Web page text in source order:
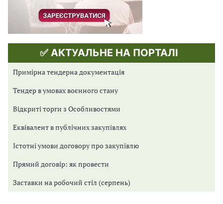
✅ АКТУАЛЬНЕ НА ПОРТАЛІ
Примірна тендерна документація
Тендер в умовах воєнного стану
Відкриті торги з Особливостями
Еквівалент в публічних закупівлях
Істотні умови договору про закупівлю
Прямий договір: як провести
Заставки на робочий стіл (серпень)